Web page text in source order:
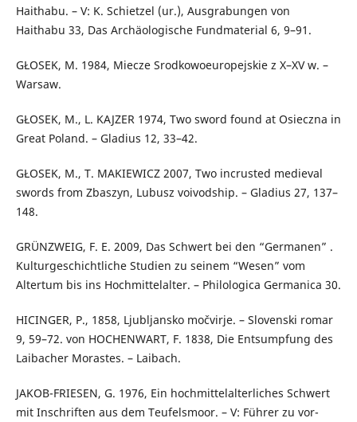
Haithabu. – V: K. Schietzel (ur.), Ausgrabungen von
Haithabu 33, Das Archäologische Fundmaterial 6, 9–91.
GŁOSEK, M. 1984, Miecze Srodkowoeuropejskie z X–XV w. –
Warsaw.
GŁOSEK, M., L. KAJZER 1974, Two sword found at Osieczna in
Great Poland. – Gladius 12, 33–42.
GŁOSEK, M., T. MAKIEWICZ 2007, Two incrusted medieval
swords from Zbaszyn, Lubusz voivodship. – Gladius 27, 137–
148.
GRÜNZWEIG, F. E. 2009, Das Schwert bei den “Germanen” .
Kulturgeschichtliche Studien zu seinem “Wesen” vom
Altertum bis ins Hochmittelalter. – Philologica Germanica 30.
HICINGER, P., 1858, Ljubljansko močvirje. – Slovenski romar
9, 59–72. von HOCHENWART, F. 1838, Die Entsumpfung des
Laibacher Morastes. – Laibach.
JAKOB-FRIESEN, G. 1976, Ein hochmittelalterliches Schwert
mit Inschriften aus dem Teufelsmoor. – V: Führer zu vor-